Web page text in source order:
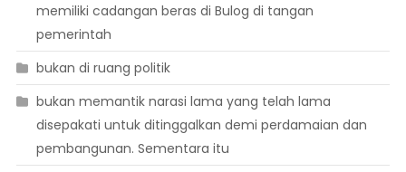
memiliki cadangan beras di Bulog di tangan
pemerintah
bukan di ruang politik
bukan memantik narasi lama yang telah lama
disepakati untuk ditinggalkan demi perdamaian dan
pembangunan. Sementara itu